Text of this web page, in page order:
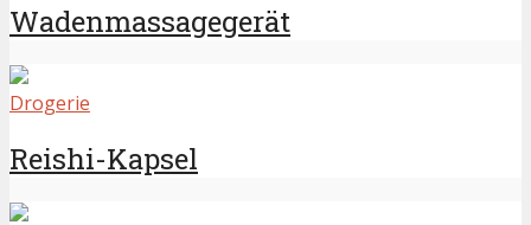
Wadenmassagegerät
Drogerie
Reishi-Kapsel